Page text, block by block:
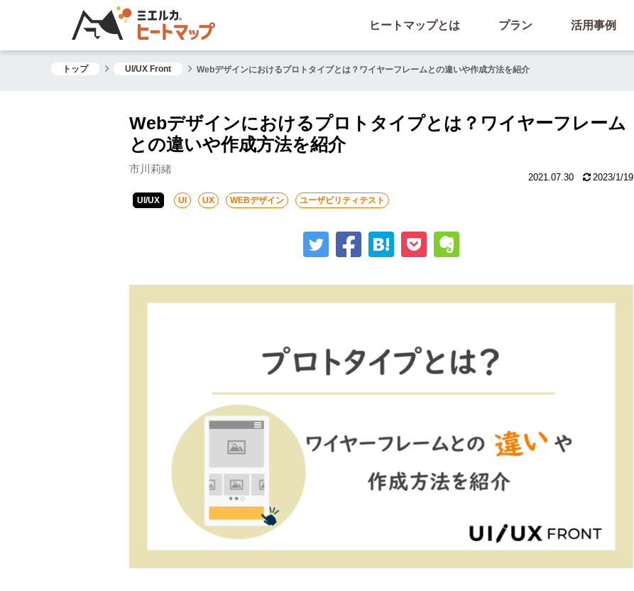
ヒートマップとは プラン 活用事例
トップ UI/UX Front Webデザインにおけるプロトタイプとは？ワイヤーフレームとの違いや作成方法を紹介
Webデザインにおけるプロトタイプとは？ワイヤーフレーム
との違いや作成方法を紹介
市川莉緒
2021.07.30 2023/1/19
UI/UX UI UX WEBデザイン ユーザビリティテスト